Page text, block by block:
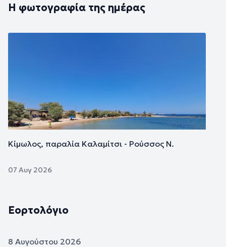
Η φωτογραφία της ημέρας
Κίμωλος, παραλία Καλαμίτσι - Ρούσσος Ν.
07 Αυγ 2026
Εορτολόγιο
8 Αυγούστου 2026